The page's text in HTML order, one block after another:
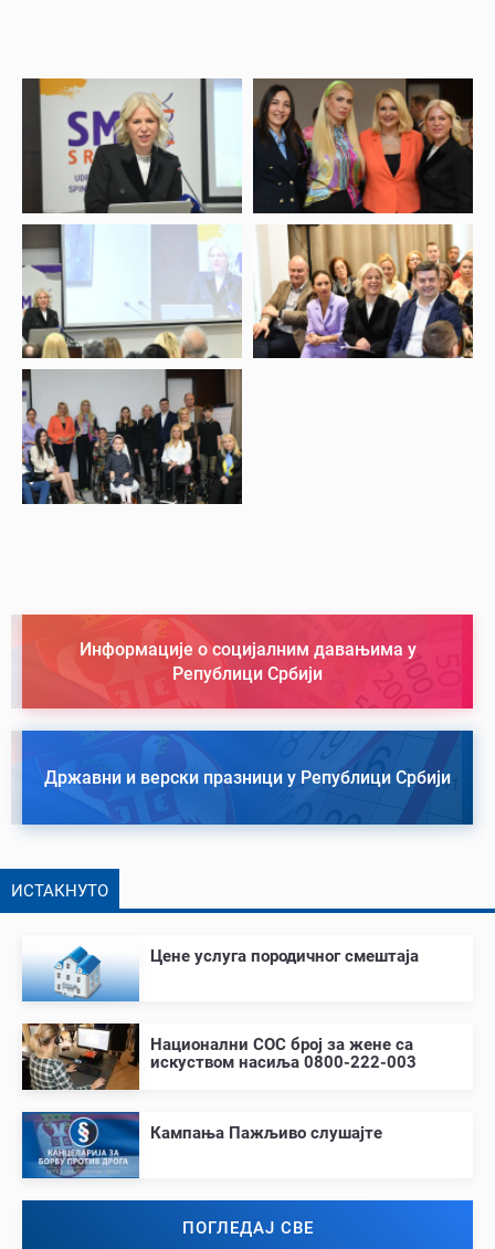
Информације о социјалним давањима у
Републици Србији
Државни и верски празници у Републици Србији
ИСТАКНУТО
Цене услуга породичног смештаја
Национални СОС број за жене са
искуством насиља 0800-222-003
Кампања Пажљиво слушајте
ПОГЛЕДАЈ СВЕ